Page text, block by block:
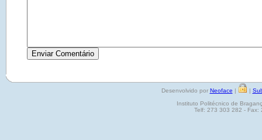
Desenvolvido por Neoface | |
Instituto Politécnico de
Telf: 273 303 282 - Fax: